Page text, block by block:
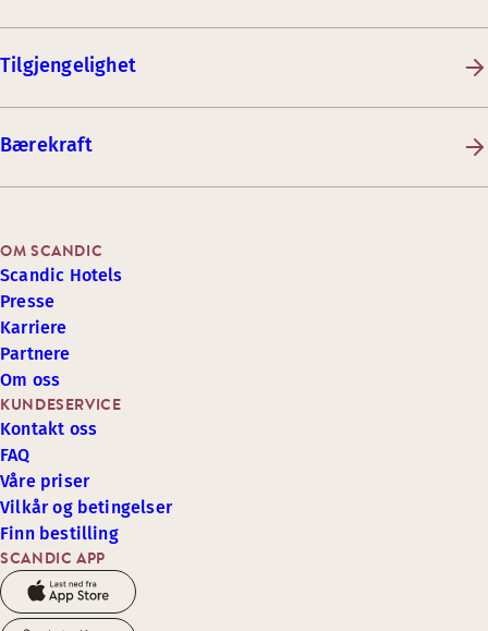
Tilgjengelighet
Bærekraft
SCANDIC APP
KUNDESERVICE
Kontakt oss
FAQ
Våre priser
Vilkår og betingelser
Finn bestilling
OM SCANDIC
Scandic Hotels
Presse
Karriere
Partnere
Om oss